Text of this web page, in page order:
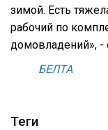
зимой. Есть
рабочий по
домовладений», -
БЕЛТА
Теги